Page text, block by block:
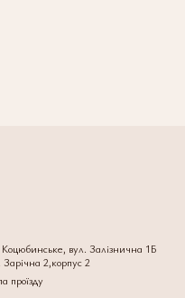
вул. Залізнична 1Б
Зарічна 2,корпус 2
проїзду